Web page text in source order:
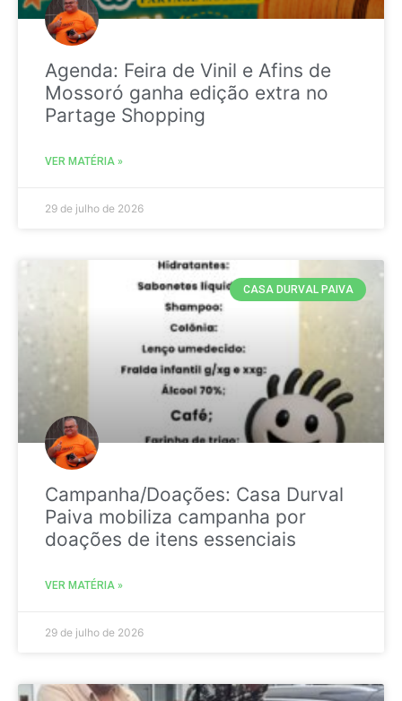
Agenda: Feira de Vinil e Afins de
Mossoró ganha edição extra no
Partage Shopping
VER MATÉRIA »
29 de julho de 2026
CASA DURVAL PAIVA
Campanha/Doações: Casa Durval
Paiva mobiliza campanha por
doações de itens essenciais
VER MATÉRIA »
29 de julho de 2026